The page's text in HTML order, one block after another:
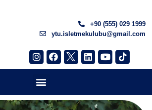
+90 (555) 029 1999
ytu.isletmekulubu@gmail.com